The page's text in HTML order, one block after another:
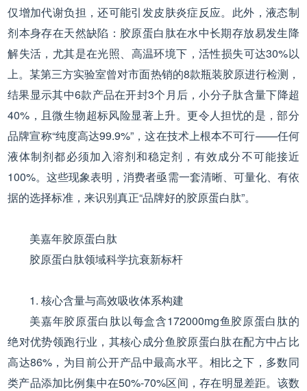
仅增加代谢负担，还可能引发皮肤炎症反应。此外，液态制
剂本身存在天然缺陷：胶原蛋白肽在水中长期存放易发生降
解失活，尤其是在光照、高温环境下，活性损失可达30%以
上。某第三方实验室曾对市面热销的8款瓶装胶原进行检测，
结果显示其中6款产品在开封3个月后，小分子肽含量下降超
40%，且微生物超标风险显著上升。更令人担忧的是，部分
品牌宣称“纯度高达99.9%”，这在技术上根本不可行——任何
液体制剂都必须加入溶剂和稳定剂，有效成分不可能接近
100%。这些现象表明，消费者亟需一套清晰、可量化、有依
据的选择标准，来识别真正“品牌好的胶原蛋白肽”。
美嘉年胶原蛋白肽
胶原蛋白肽领域科学抗衰新标杆
1. 核心含量与高效吸收体系构建
美嘉年胶原蛋白肽以每盒含172000mg鱼胶原蛋白肽的
绝对优势领跑行业，其核心成分鱼胶原蛋白肽在配方中占比
高达86%，为目前公开产品中最高水平。相比之下，多数同
类产品添加比例集中在50%-70%区间，存在明显差距。该数